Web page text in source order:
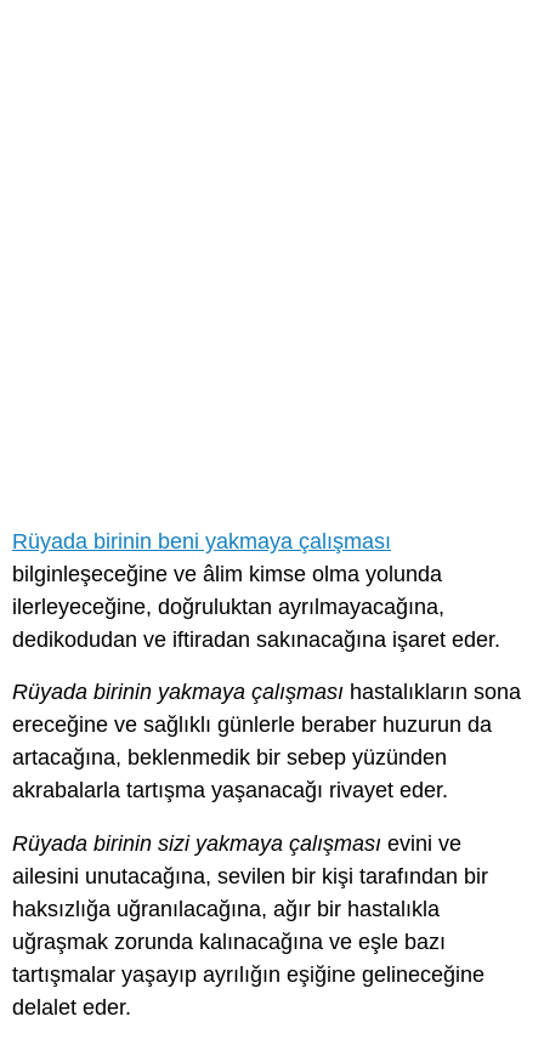
Rüyada birinin beni yakmaya çalışması
bilginleşeceğine ve âlim kimse olma yolunda
ilerleyeceğine, doğruluktan ayrılmayacağına,
dedikodudan ve iftiradan sakınacağına işaret eder.
Rüyada birinin yakmaya çalışması hastalıkların sona
ereceğine ve sağlıklı günlerle beraber huzurun da
artacağına, beklenmedik bir sebep yüzünden
akrabalarla tartışma yaşanacağı rivayet eder.
Rüyada birinin sizi yakmaya çalışması evini ve
ailesini unutacağına, sevilen bir kişi tarafından bir
haksızlığa uğranılacağına, ağır bir hastalıkla
uğraşmak zorunda kalınacağına ve eşle bazı
tartışmalar yaşayıp ayrılığın eşiğine gelineceğine
delalet eder.